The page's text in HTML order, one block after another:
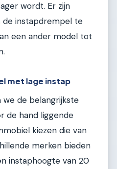
wordt. Er zijn
de instapdrempel te
een ander model tot
met lage instap
de belangrijkste
de hand liggende
kiezen die van
merken bieden
instaphoogte van 20